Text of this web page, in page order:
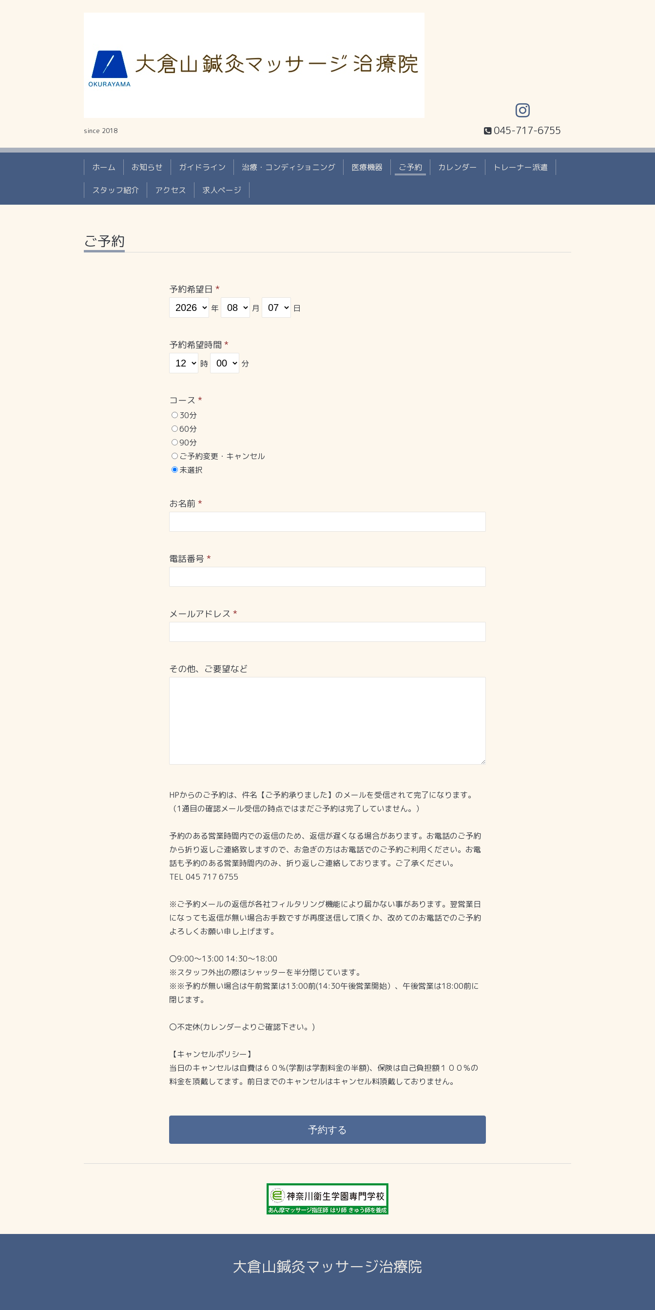
since 2018 045-717-6755
ホーム お知らせ ガイドライン 治療・コンディショニング 医療機器 ご予約 カレンダー トレーナー派遣
スタッフ紹介 アクセス 求人ページ
ご予約
予約希望日 *
年 月 日
予約希望時間 *
時 分
コース *
30分
60分
90分
ご予約変更・キャンセル
未選択
お名前 *
電話番号 *
メールアドレス *
その他、ご要望など
HPからのご予約は、件名【ご予約承りました】のメールを受信されて完了になります。
（1通目の確認メール受信の時点ではまだご予約は完了していません。）
予約のある営業時間内での返信のため、返信が遅くなる場合があります。お電話のご予約
から折り返しご連絡致しますので、お急ぎの方はお電話でのご予約ご利用ください。お電
話も予約のある営業時間内のみ、折り返しご連絡しております。ご了承ください。
TEL 045 717 6755
※ご予約メールの返信が各社フィルタリング機能により届かない事があります。翌営業日
になっても返信が無い場合お手数ですが再度送信して頂くか、改めてのお電話でのご予約
よろしくお願い申し上げます。
〇9:00〜13:00 14:30〜18:00
※スタッフ外出の際はシャッターを半分閉じています。
※※予約が無い場合は午前営業は13:00前(14:30午後営業開始）、午後営業は18:00前に
閉じます。
〇不定休(カレンダーよりご確認下さい。)
【キャンセルポリシー】
当日のキャンセルは自費は６０％(学割は学割料金の半額)、保険は自己負担額１００％の
料金を頂戴してます。前日までのキャンセルはキャンセル料頂戴しておりません。
大倉山鍼灸マッサージ治療院